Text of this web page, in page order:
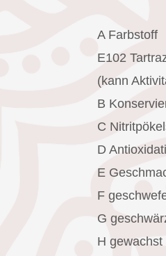
A Farbstoff
E102
(kann
B
C
D
E
F
G
H gewachst